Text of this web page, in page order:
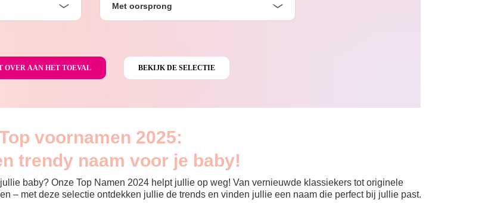
Met oorsprong
voornamen 2025:
trendy naam voor je baby!
baby? Onze Top Namen 2024 helpt jullie op weg! Van vernieuwde klassiekers tot originele
– met deze selectie ontdekken jullie de trends en vinden jullie een naam die perfect bij jullie past.